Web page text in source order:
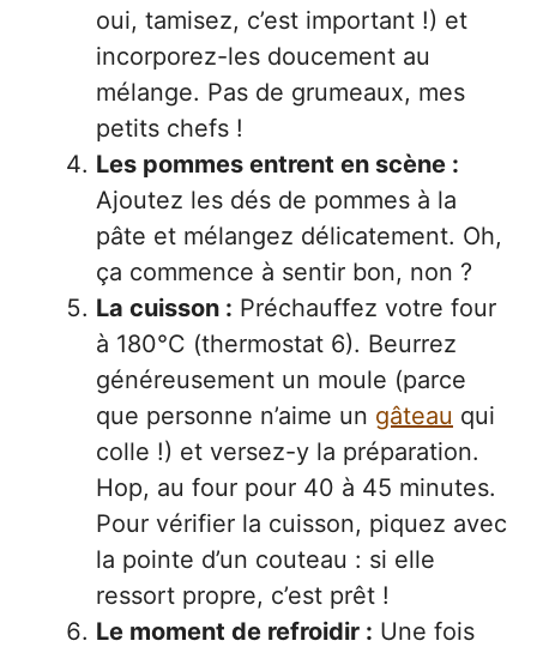
oui, tamisez, c’est important !) et
incorporez-les doucement au
mélange. Pas de grumeaux, mes
petits chefs !
Les pommes entrent en scène :
Ajoutez les dés de pommes à la
pâte et mélangez délicatement. Oh,
ça commence à sentir bon, non ?
La cuisson : Préchauffez votre four
à 180°C (thermostat 6). Beurrez
généreusement un moule (parce
que personne n’aime un gâteau qui
colle !) et versez-y la préparation.
Hop, au four pour 40 à 45 minutes.
Pour vérifier la cuisson, piquez avec
la pointe d’un couteau : si elle
ressort propre, c’est prêt !
Le moment de refroidir : Une fois